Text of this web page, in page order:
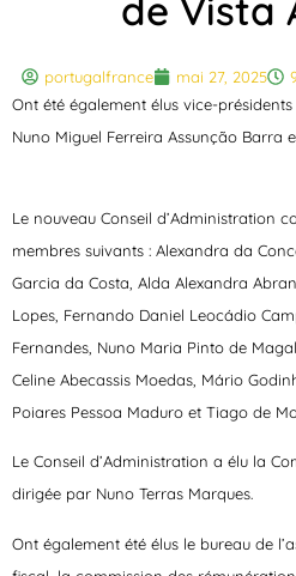
portugalfrance mai 27, 2025
Ont été également élus vice-
Nuno Miguel Ferreira Assunção Barra
Le nouveau Conseil d’Administration
membres suivants : Alexandra da
Garcia da Costa, Alda Alexandra
Lopes, Fernando Daniel Leocádio
Fernandes, Nuno Maria Pinto de
Celine Abecassis Moedas, Mário
Poiares Pessoa Maduro et Tiago de
Le Conseil d’Administration a élu la
dirigée par Nuno Terras Marques.
Ont également été élus le bureau de